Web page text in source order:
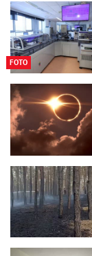
FOTO